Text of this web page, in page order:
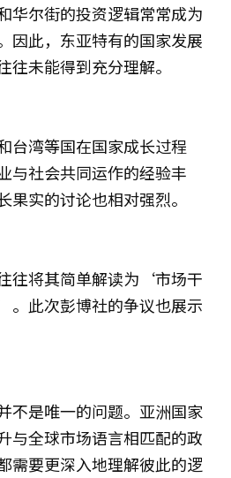
华尔街的投资逻辑常常成为
因此，东亚特有的国家发展
未能得到充分理解。
台湾等国在国家成长过程
与社会共同运作的经验丰
果实的讨论也相对强烈。
往将其简单解读为‘市场干
此次彭博社的争议也展示
不是唯一的问题。亚洲国家
与全球市场语言相匹配的政
需要更深入地理解彼此的逻